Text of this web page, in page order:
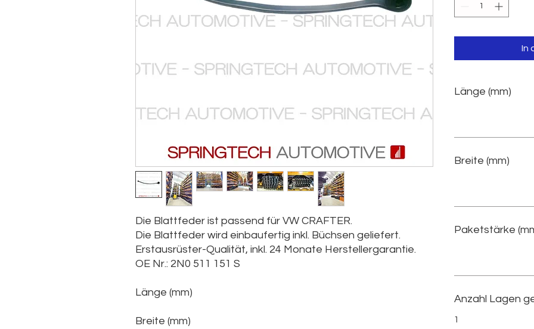
Die Blattfeder ist passend für VW CRAFTER.
Die Blattfeder wird einbaufertig inkl. Büchsen geliefert.
Erstausrüster-Qualität, inkl. 24 Monate Herstellergarantie.
OE Nr.: 2N0 511 151 S
Länge (mm)
Breite (mm)
In
Länge (mm)
Breite (mm)
Paketstärke
Anzahl Lagen
1